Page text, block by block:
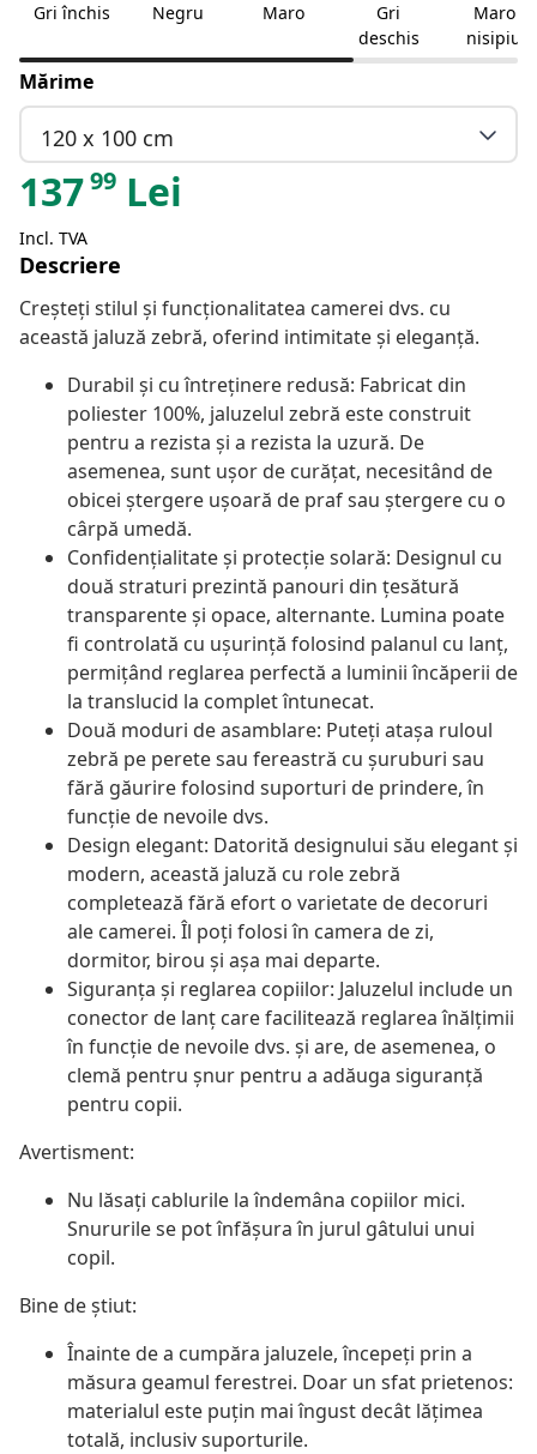
Gri închis Negru Maro
Gri
deschis
Maro
nisipiu
Mărime
120 x 100 cm
13799 Lei
Incl. TVA
Descriere
Creșteți stilul și funcționalitatea camerei dvs. cu
această jaluză zebră, oferind intimitate și eleganță.
Durabil și cu întreținere redusă: Fabricat din
poliester 100%, jaluzelul zebră este construit
pentru a rezista și a rezista la uzură. De
asemenea, sunt ușor de curățat, necesitând de
obicei ștergere ușoară de praf sau ștergere cu o
cârpă umedă.
Confidențialitate și protecție solară: Designul cu
două straturi prezintă panouri din țesătură
transparente și opace, alternante. Lumina poate
fi controlată cu ușurință folosind palanul cu lanț,
permițând reglarea perfectă a luminii încăperii de
la translucid la complet întunecat.
Două moduri de asamblare: Puteți atașa ruloul
zebră pe perete sau fereastră cu șuruburi sau
fără găurire folosind suporturi de prindere, în
funcție de nevoile dvs.
Design elegant: Datorită designului său elegant și
modern, această jaluză cu role zebră
completează fără efort o varietate de decoruri
ale camerei. Îl poți folosi în camera de zi,
dormitor, birou și așa mai departe.
Siguranța și reglarea copiilor: Jaluzelul include un
conector de lanț care facilitează reglarea înălțimii
în funcție de nevoile dvs. și are, de asemenea, o
clemă pentru șnur pentru a adăuga siguranță
pentru copii.
Avertisment:
Nu lăsați cablurile la îndemâna copiilor mici.
Snururile se pot înfăşura în jurul gâtului unui
copil.
Bine de știut:
Înainte de a cumpăra jaluzele, începeți prin a
măsura geamul ferestrei. Doar un sfat prietenos:
materialul este puțin mai îngust decât lățimea
totală, inclusiv suporturile.